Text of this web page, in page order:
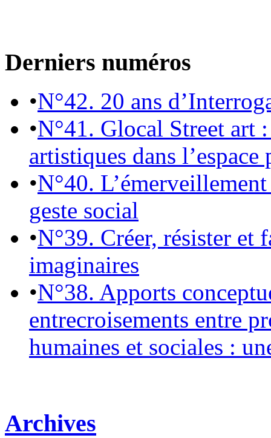
Derniers numéros
•N°42. 20 ans
•N°41. Glocal Street art
artistiques dans l’espace
•N°40.
geste social
•N°39. Créer, résister et
imaginaires
•N°38. Apports
entrecroisements entre
humaines et sociales :
Archives